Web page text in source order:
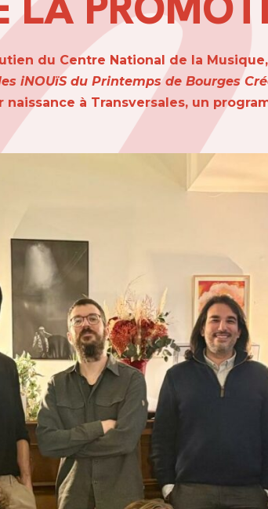
du Centre National de la
iNOUïS du Printemps de Bourges
naissance à Transversales, un